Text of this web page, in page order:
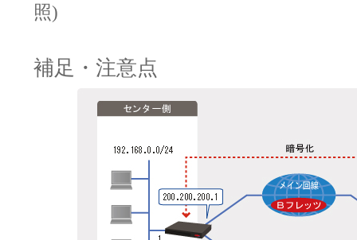
照)
補足・注意点